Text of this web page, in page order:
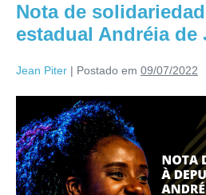
Nota de
estadual Andréia de
Jean Piter | Postado em 09/07/2022